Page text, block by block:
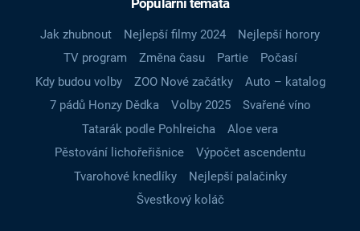
Jak zhubnout Nejlepší filmy 2024
Nejlepší horory
TV program
Změna času Partie
Počasí
Kdy budou volby
ZOO Nové začátky
Auto – katalog
7 pádů Honzy Dědka
Volby 2025
Svařené víno
Tatarák podle Pohlreicha
Aloe vera
Pěstování lichořeřišnice
Výpočet ascendentu
Tvarohové knedlíky
Nejlepší palačinky
Švestkový koláč